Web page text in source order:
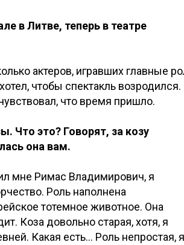
в Литве, теперь в театре
актеров, игравших главные
чтобы спектакль возродился.
что время пришло.
Что это? Говорят, за козу
она вам.
мне Римас Владимирович, я
Роль наполнена
тотемное животное. Она
Коза довольно старая, хотя, я
Какая есть… Роль непростая, я